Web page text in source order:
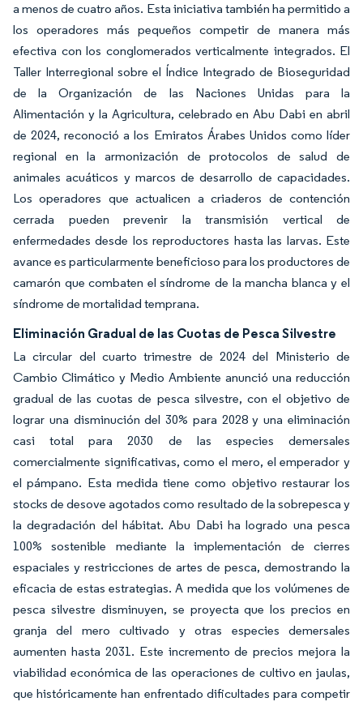
a menos de cuatro años. Esta iniciativa también ha permitido a
los operadores más pequeños competir de manera más
efectiva con los conglomerados verticalmente integrados. El
Taller Interregional sobre el Índice Integrado de Bioseguridad
de la Organización de las Naciones Unidas para la
Alimentación y la Agricultura, celebrado en Abu Dabi en abril
de 2024, reconoció a los Emiratos Árabes Unidos como líder
regional en la armonización de protocolos de salud de
animales acuáticos y marcos de desarrollo de capacidades.
Los operadores que actualicen a criaderos de contención
cerrada pueden prevenir la transmisión vertical de
enfermedades desde los reproductores hasta las larvas. Este
avance es particularmente beneficioso para los productores de
camarón que combaten el síndrome de la mancha blanca y el
síndrome de mortalidad temprana.
Eliminación Gradual de las Cuotas de Pesca Silvestre
La circular del cuarto trimestre de 2024 del Ministerio de
Cambio Climático y Medio Ambiente anunció una reducción
gradual de las cuotas de pesca silvestre, con el objetivo de
lograr una disminución del 30% para 2028 y una eliminación
casi total para 2030 de las especies demersales
comercialmente significativas, como el mero, el emperador y
el pámpano. Esta medida tiene como objetivo restaurar los
stocks de desove agotados como resultado de la sobrepesca y
la degradación del hábitat. Abu Dabi ha logrado una pesca
100% sostenible mediante la implementación de cierres
espaciales y restricciones de artes de pesca, demostrando la
eficacia de estas estrategias. A medida que los volúmenes de
pesca silvestre disminuyen, se proyecta que los precios en
granja del mero cultivado y otras especies demersales
aumenten hasta 2031. Este incremento de precios mejora la
viabilidad económica de las operaciones de cultivo en jaulas,
que históricamente han enfrentado dificultades para competir